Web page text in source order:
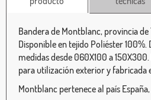
Bandera de Montblanc, provincia de
Disponible en tejido Poliéster 100%.
medidas desde 060X100 a
para utilización exterior y fabricada
Montblanc pertenece al país